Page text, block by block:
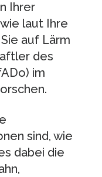
Ihrer
laut Ihre
auf Lärm
des
im
sind, wie
dabei die